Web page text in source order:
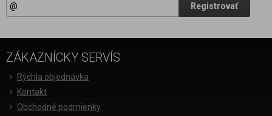
Registrovať
ZÁKAZNÍCKY SERVÍS
Rýchla objednávka
Kontakt
Obchodné podmienky